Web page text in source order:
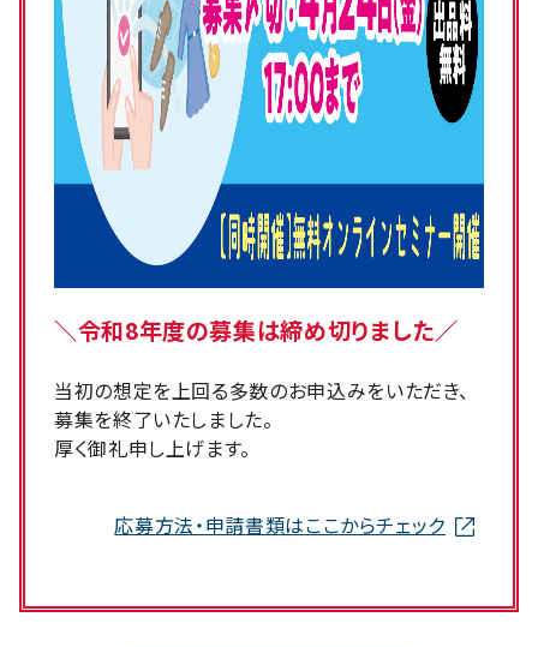
＼令和8年度の募集は締め切りました／
当初の想定を上回る多数のお申込みをいただき、
募集を終了いたしました。
厚く御礼申し上げます。
応募方法・申請書類はここからチェック